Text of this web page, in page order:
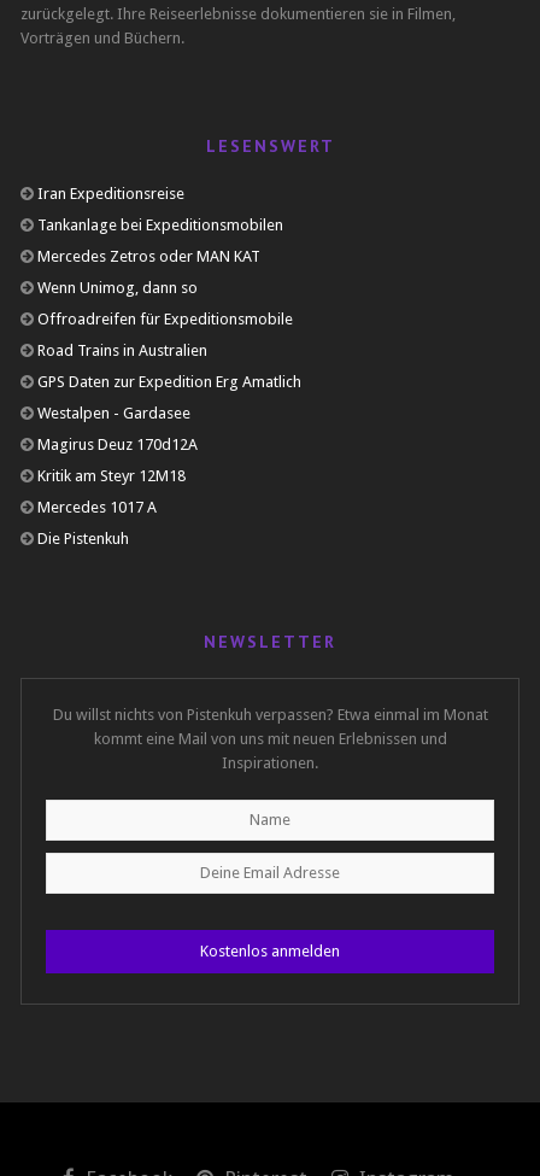
zurückgelegt. Ihre Reiseerlebnisse dokumentieren sie in Filmen,
Vorträgen und Büchern.
LESENSWERT
Iran Expeditionsreise
Tankanlage bei Expeditionsmobilen
Mercedes Zetros oder MAN KAT
Wenn Unimog, dann so
Offroadreifen für Expeditionsmobile
Road Trains in Australien
GPS Daten zur Expedition Erg Amatlich
Westalpen - Gardasee
Magirus Deuz 170d12A
Kritik am Steyr 12M18
Mercedes 1017 A
Die Pistenkuh
NEWSLETTER
Du willst nichts von Pistenkuh verpassen? Etwa einmal im Monat
kommt eine Mail von uns mit neuen Erlebnissen und
Inspirationen.
Kostenlos anmelden